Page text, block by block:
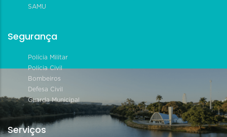
SAMU
Segurança
Polícia Militar
Polícia Civil
Bombeiros
Defesa Civil
Guarda Municipal
Serviços